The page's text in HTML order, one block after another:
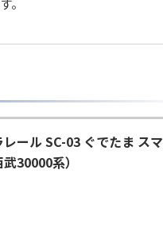
。
レール SC-03 ぐでたま スマ
30000系）